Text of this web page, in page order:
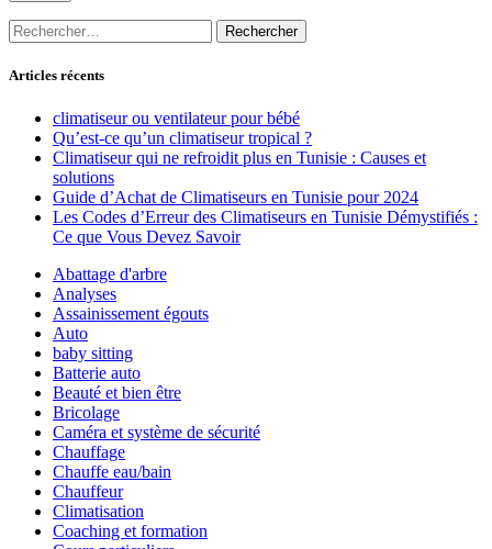
Rechercher :
Articles récents
climatiseur ou ventilateur pour bébé
Qu’est-ce qu’un climatiseur tropical ?
Climatiseur qui ne refroidit plus en Tunisie : Causes et
solutions
Guide d’Achat de Climatiseurs en Tunisie pour 2024
Les Codes d’Erreur des Climatiseurs en Tunisie Démystifiés :
Ce que Vous Devez Savoir
Abattage d'arbre
Analyses
Assainissement égouts
Auto
baby sitting
Batterie auto
Beauté et bien être
Bricolage
Caméra et système de sécurité
Chauffage
Chauffe eau/bain
Chauffeur
Climatisation
Coaching et formation